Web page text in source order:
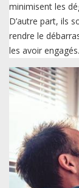
minimisent les
D’autre part, ils
rendre le
les avoir